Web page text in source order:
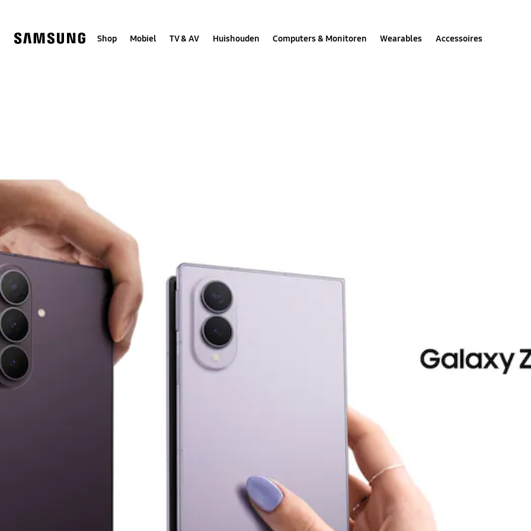
Shop Mobiel TV & AV Huishouden Computers & Monitoren Wearables Accessoires